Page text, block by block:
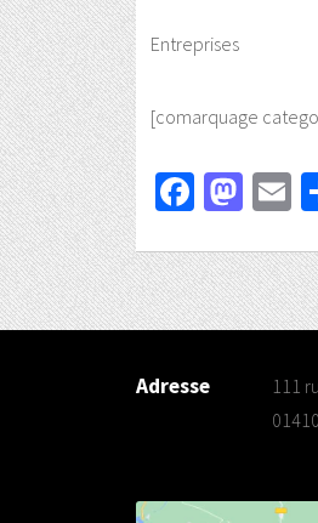
Entreprises
[comarquage
Adresse
111